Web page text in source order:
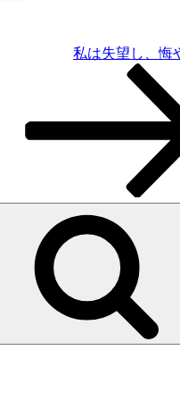
私は失望し、悔